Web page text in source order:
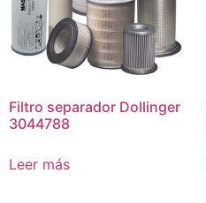
Filtro separador Dollinger
3044788
Leer más